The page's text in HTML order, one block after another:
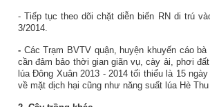
- Tiếp tục theo dõi chặt diễn biến RN di trú
3/2014.
- Các Trạm BVTV quận, huyện khuyến cáo
cần đảm bảo thời gian giãn vụ, cày ải, phơi
lúa Đông Xuân 2013 - 2014 tối thiểu là 15
về mặt dịch hại cũng như năng suất lúa Hè Thu